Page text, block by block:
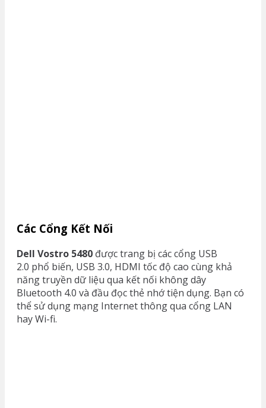
Các Cổng Kết Nối
Dell Vostro 5480 được trang bị các cổng USB
2.0 phổ biến, USB 3.0, HDMI tốc độ cao cùng khả
năng truyền dữ liệu qua kết nối không dây
Bluetooth 4.0 và đầu đọc thẻ nhớ tiện dụng. Bạn có
thể sử dụng mạng Internet thông qua cổng LAN
hay Wi-fi.